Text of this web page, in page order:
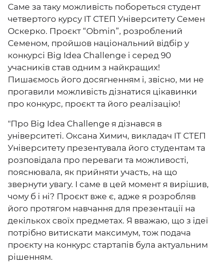
Саме за таку можливість побореться студент
четвертого курсу ІТ СТЕП Університету Семен
Оскерко. Проєкт “Obmin”, розроблений
Семеном, пройшов національний відбір у
конкурсі Big Idea Challenge і серед 90
учасників став одним з найкращих!
Пишаємось його досягненням і, звісно, ми не
прогавили можливість дізнатися цікавинки
про конкурс, проєкт та його реалізацію!
"Про Big Idea Challenge я дізнався в
університеті. Оксана Химич, викладач ІТ СТЕП
Університету презентувала його студентам та
розповідала про переваги та можливості,
пояснювала, як прийняти участь, на що
звернути увагу. І саме в цей момент я вирішив,
чому б і ні? Проєкт вже є, адже я розробляв
його протягом навчання для презентації на
декількох своїх предметах. Я вважаю, що з ідеї
потрібно витискати максимум, тож подача
проєкту на конкурс стартапів була актуальним
рішенням.